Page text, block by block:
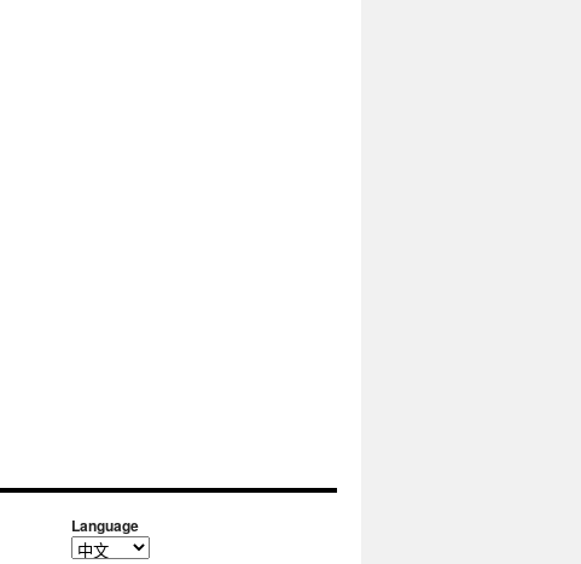
Language